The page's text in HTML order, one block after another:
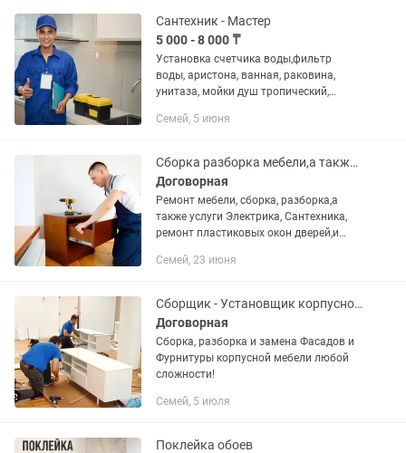
Сантехник - Мастер
5 000 - 8 000 ₸
Установка счетчика воды,фильтр
воды, аристона, ванная, раковина,
унитаза, мойки душ тропический,
смесителей, гофры и прочее. Услуги
полипропиленовых...
Семей, 5 июня
Сборка разборка мебели,а также ремонт!
Договорная
Ремонт мебели, сборка, разборка,а
также услуги Электрика, Сантехника,
ремонт пластиковых окон дверей,и
Семей, 23 июня
Сборщик - Установщик корпусной мебели
Договорная
Сборка, разборка и замена Фасадов и
Фурнитуры корпусной мебели любой
сложности!
Семей, 5 июля
Поклейка обоев